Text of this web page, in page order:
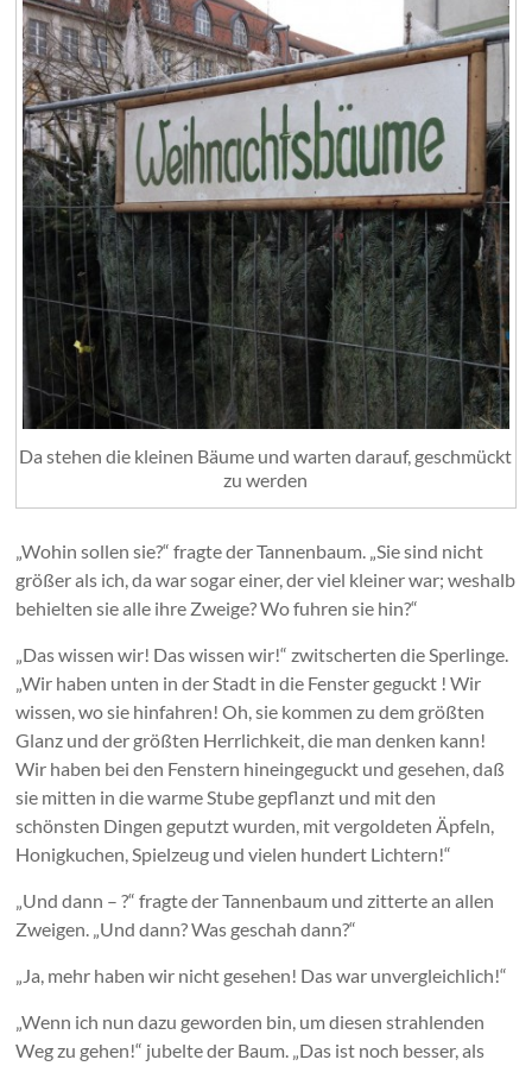
Da stehen die kleinen Bäume und warten darauf, geschmückt
zu werden
„Wohin sollen sie?“ fragte der Tannenbaum. „Sie sind nicht
größer als ich, da war sogar einer, der viel kleiner war; weshalb
behielten sie alle ihre Zweige? Wo fuhren sie hin?“
„Das wissen wir! Das wissen wir!“ zwitscherten die Sperlinge.
„Wir haben unten in der Stadt in die Fenster geguckt ! Wir
wissen, wo sie hinfahren! Oh, sie kommen zu dem größten
Glanz und der größten Herrlichkeit, die man denken kann!
Wir haben bei den Fenstern hineingeguckt und gesehen, daß
sie mitten in die warme Stube gepflanzt und mit den
schönsten Dingen geputzt wurden, mit vergoldeten Äpfeln,
Honigkuchen, Spielzeug und vielen hundert Lichtern!“
„Und dann – ?“ fragte der Tannenbaum und zitterte an allen
Zweigen. „Und dann? Was geschah dann?“
„Ja, mehr haben wir nicht gesehen! Das war unvergleichlich!“
„Wenn ich nun dazu geworden bin, um diesen strahlenden
Weg zu gehen!“ jubelte der Baum. „Das ist noch besser, als